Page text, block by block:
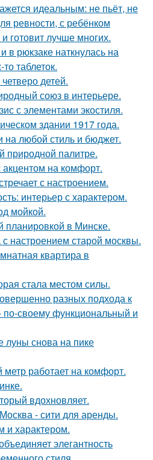
идеальным: не пьёт, не
ревности, с ребёнком
готовит лучше многих.
в рюкзаке наткнулась на
таблеток.
детей.
союз в интерьере.
с элементами экостиля.
здании 1917 года.
любой стиль и бюджет.
природной палитре.
на комфорт.
с настроением.
интерьер с характером.
мойкой.
планировкой в Минске.
настроением старой москвы.
квартира в
стала местом силы.
разных подхода к
своему функциональный и
луны снова на пике
метр работает на комфорт.
вдохновляет.
- сити для аренды.
и характером.
элегантность